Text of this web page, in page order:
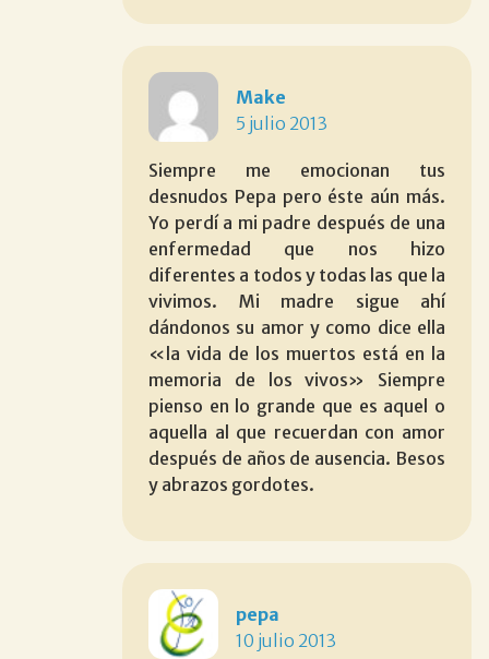
Make
5 julio 2013
Siempre me emocionan tus
desnudos Pepa pero éste aún más.
Yo perdí a mi padre después de una
enfermedad que nos hizo
diferentes a todos y todas las que la
vivimos. Mi madre sigue ahí
dándonos su amor y como dice ella
«la vida de los muertos está en la
memoria de los vivos» Siempre
pienso en lo grande que es aquel o
aquella al que recuerdan con amor
después de años de ausencia. Besos
y abrazos gordotes.
pepa
10 julio 2013